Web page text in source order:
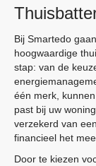
Bij Smartedo
hoogwaardige
stap: van de
één merk,
past bij uw
verzekerd van
financieel het
Door te kiezen